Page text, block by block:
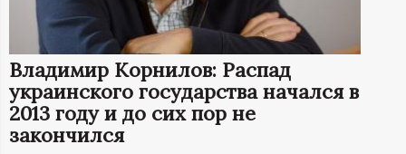
Й
Д
А
Владимир Корнилов: Распад
украинского государства начался в
2013 году и до сих пор не
закончился